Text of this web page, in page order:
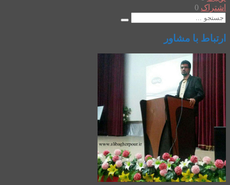
اشتراک 0
ارتباط با مشاور